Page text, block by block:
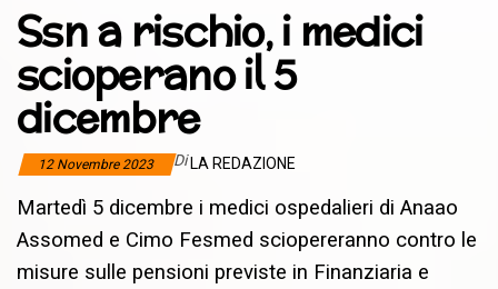
Ssn a rischio, i medici
scioperano il 5
dicembre
12 Novembre 2023 Di LA REDAZIONE
Martedì 5 dicembre i medici ospedalieri di Anaao
Assomed e Cimo Fesmed sciopereranno contro le
misure sulle pensioni previste in Finanziaria e